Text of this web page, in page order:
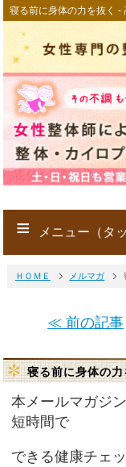
寝る前に身体の力を抜く -
≡ メニュー（タ
ＨＯＭＥ メルマガ
≪ 前の記事
寝る前に身体の
本メールマガジ
短時間で
できる健康チェ